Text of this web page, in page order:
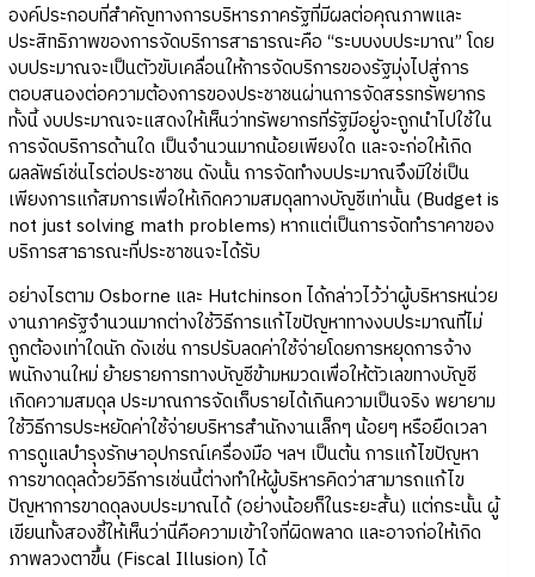
องค์ประกอบที่สำคัญทางการบริหารภาครัฐที่มีผลต่อคุณภาพและ
ประสิทธิภาพของการจัดบริการสาธารณะคือ “ระบบงบประมาณ” โดย
งบประมาณจะเป็นตัวขับเคลื่อนให้การจัดบริการของรัฐมุ่งไปสู่การ
ตอบสนองต่อความต้องการของประชาชนผ่านการจัดสรรทรัพยากร
ทั้งนี้ งบประมาณจะแสดงให้เห็นว่าทรัพยากรที่รัฐมีอยู่จะถูกนำไปใช้ใน
การจัดบริการด้านใด เป็นจำนวนมากน้อยเพียงใด และจะก่อให้เกิด
ผลลัพธ์เช่นไรต่อประชาชน ดังนั้น การจัดทำงบประมาณจึงมิใช่เป็น
เพียงการแก้สมการเพื่อให้เกิดความสมดุลทางบัญชีเท่านั้น (Budget is
not just solving math problems) หากแต่เป็นการจัดทำราคาของ
บริการสาธารณะที่ประชาชนจะได้รับ
อย่างไรตาม Osborne และ Hutchinson ได้กล่าวไว้ว่าผู้บริหารหน่วย
งานภาครัฐจำนวนมากต่างใช้วิธีการแก้ไขปัญหาทางงบประมาณที่ไม่
ถูกต้องเท่าใดนัก ดังเช่น การปรับลดค่าใช้จ่ายโดยการหยุดการจ้าง
พนักงานใหม่ ย้ายรายการทางบัญชีข้ามหมวดเพื่อให้ตัวเลขทางบัญชี
เกิดความสมดุล ประมาณการจัดเก็บรายได้เกินความเป็นจริง พยายาม
ใช้วิธีการประหยัดค่าใช้จ่ายบริหารสำนักงานเล็กๆ น้อยๆ หรือยืดเวลา
การดูแลบำรุงรักษาอุปกรณ์เครื่องมือ ฯลฯ เป็นต้น การแก้ไขปัญหา
การขาดดุลด้วยวิธีการเช่นนี้ต่างทำให้ผู้บริหารคิดว่าสามารถแก้ไข
ปัญหาการขาดดุลงบประมาณได้ (อย่างน้อยก็ในระยะสั้น) แต่กระนั้น ผู้
เขียนทั้งสองชี้ให้เห็นว่านี่คือความเข้าใจที่ผิดพลาด และอาจก่อให้เกิด
ภาพลวงตาขึ้น (Fiscal Illusion) ได้